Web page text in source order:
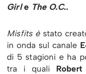
Girle The O.C..
Misfits èstato
in onda sul canale
di 5 stagioni e ha
tra i quali Robert